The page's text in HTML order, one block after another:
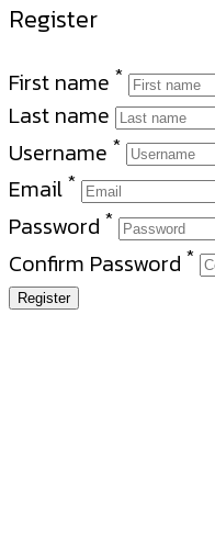
Register
First name *
Last name
Username *
Email *
Password *
Confirm Password *
Register